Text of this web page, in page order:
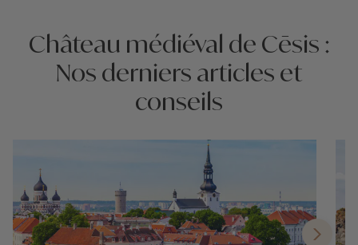
Château médiéval de Cēsis :
Nos derniers articles et
conseils